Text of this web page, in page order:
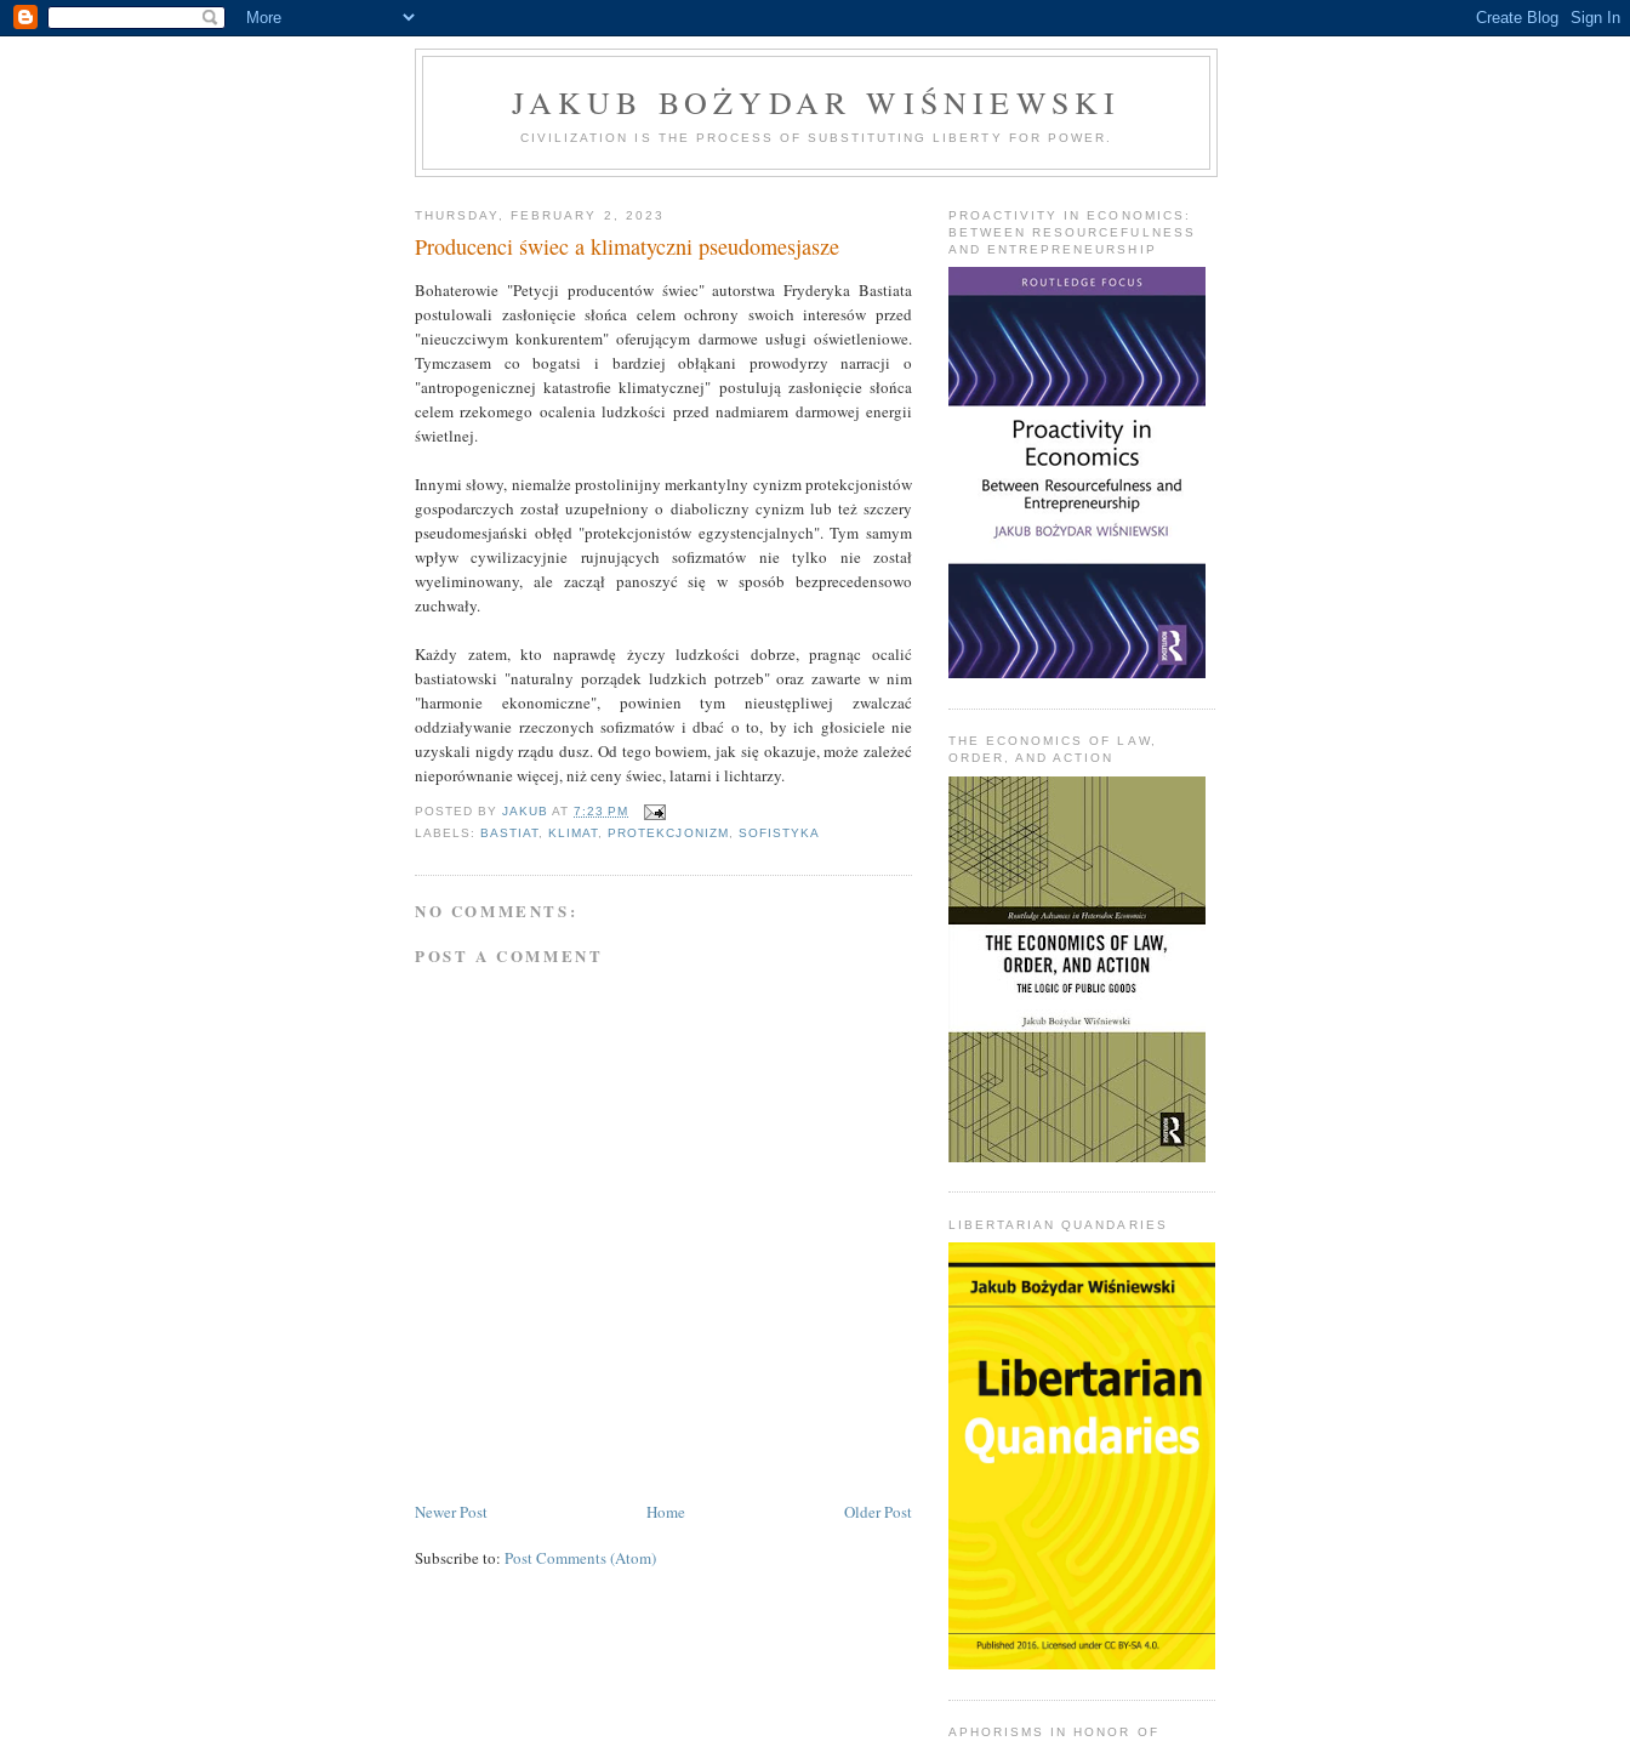
JAKUB BOŻYDAR WIŚNIEWSKI
CIVILIZATION IS THE PROCESS OF SUBSTITUTING LIBERTY FOR POWER.
THURSDAY, FEBRUARY 2, 2023
Producenci świec a klimatyczni pseudomesjasze
Bohaterowie "Petycji producentów świec" autorstwa Fryderyka Bastiata
postulowali zasłonięcie słońca celem ochrony swoich interesów przed
"nieuczciwym konkurentem" oferującym darmowe usługi oświetleniowe.
Tymczasem co bogatsi i bardziej obłąkani prowodyrzy narracji o
"antropogenicznej katastrofie klimatycznej" postulują zasłonięcie słońca
celem rzekomego ocalenia ludzkości przed nadmiarem darmowej energii
świetlnej.
Innymi słowy, niemalże prostolinijny merkantylny cynizm protekcjonistów
gospodarczych został uzupełniony o diaboliczny cynizm lub też szczery
pseudomesjański obłęd "protekcjonistów egzystencjalnych". Tym samym
wpływ cywilizacyjnie rujnujących sofizmatów nie tylko nie został
wyeliminowany, ale zaczął panoszyć się w sposób bezprecedensowo
zuchwały.
Każdy zatem, kto naprawdę życzy ludzkości dobrze, pragnąc ocalić
bastiatowski "naturalny porządek ludzkich potrzeb" oraz zawarte w nim
"harmonie ekonomiczne", powinien tym nieustępliwej zwalczać
oddziaływanie rzeczonych sofizmatów i dbać o to, by ich głosiciele nie
uzyskali nigdy rządu dusz. Od tego bowiem, jak się okazuje, może zależeć
nieporównanie więcej, niż ceny świec, latarni i lichtarzy.
POSTED BYJAKUB AT7:23 PM
LABELS:BASTIAT ,KLIMAT ,PROTEKCJONIZM SOFISTYKA
NO COMMENTS:
POST A COMMENT
Newer Post Older Post
Home
Subscribe to: Post Comments (Atom)
PROACTIVITY IN ECONOMICS:
BETWEEN RESOURCEFULNESS
AND ENTREPRENEURSHIP
THE ECONOMICS OF LAW,
ORDER, AND ACTION
LIBERTARIAN QUANDARIES
APHORISMS IN HONOR OF